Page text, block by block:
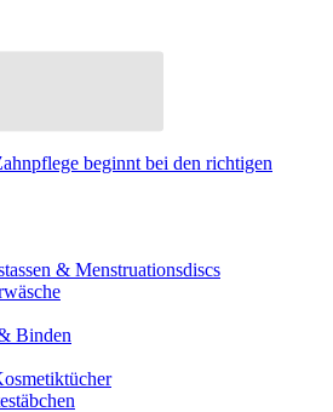
beginnt bei den richtigen
& Menstruationsdiscs
Binden